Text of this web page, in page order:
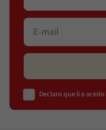
Declaro que li e